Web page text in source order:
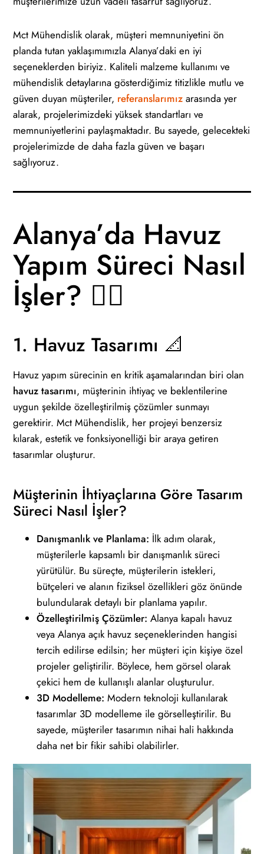
Mct Mühendislik olarak, müşteri memnuniyetini ön
planda tutan yaklaşımımızla Alanya’daki en iyi
seçeneklerden biriyiz. Kaliteli malzeme kullanımı ve
mühendislik detaylarına gösterdiğimiz titizlikle mutlu ve
güven duyan müşteriler, referanslarımız arasında yer
alarak, projelerimizdeki yüksek standartları ve
memnuniyetlerini paylaşmaktadır. Bu sayede, gelecekteki
projelerimizde de daha fazla güven ve başarı
sağlıyoruz.
Alanya’da Havuz
Yapım Süreci Nasıl
İşler? 👷‍♂️
1. Havuz Tasarımı 📐
Havuz yapım sürecinin en kritik aşamalarından biri olan
havuz tasarımı, müşterinin ihtiyaç ve beklentilerine
uygun şekilde özelleştirilmiş çözümler sunmayı
gerektirir. Mct Mühendislik, her projeyi benzersiz
kılarak, estetik ve fonksiyonelliği bir araya getiren
tasarımlar oluşturur.
Müşterinin İhtiyaçlarına Göre Tasarım
Süreci Nasıl İşler?
Danışmanlık ve Planlama: İlk adım olarak,
müşterilerle kapsamlı bir danışmanlık süreci
yürütülür. Bu süreçte, müşterilerin istekleri,
bütçeleri ve alanın fiziksel özellikleri göz önünde
bulundularak detaylı bir planlama yapılır.
Özelleştirilmiş Çözümler: Alanya kapalı havuz
veya Alanya açık havuz seçeneklerinden hangisi
tercih edilirse edilsin; her müşteri için kişiye özel
projeler geliştirilir. Böylece, hem görsel olarak
çekici hem de kullanışlı alanlar oluşturulur.
3D Modelleme: Modern teknoloji kullanılarak
tasarımlar 3D modelleme ile görselleştirilir. Bu
sayede, müşteriler tasarımın nihai hali hakkında
daha net bir fikir sahibi olabilirler.